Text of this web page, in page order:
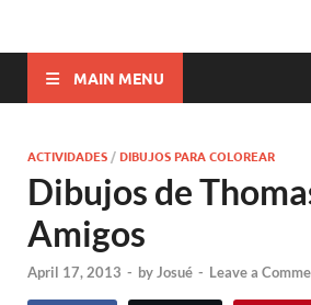
MAIN MENU
ACTIVIDADES /DIBUJOS PARA COLOREAR
Dibujos de
Amigos
April 17, 2013 - byJosué - Leave a